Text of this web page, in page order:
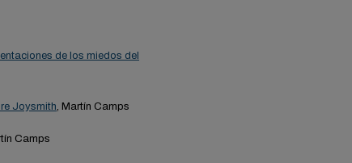
de los miedos del
Joysmith, Martín Camps
Camps